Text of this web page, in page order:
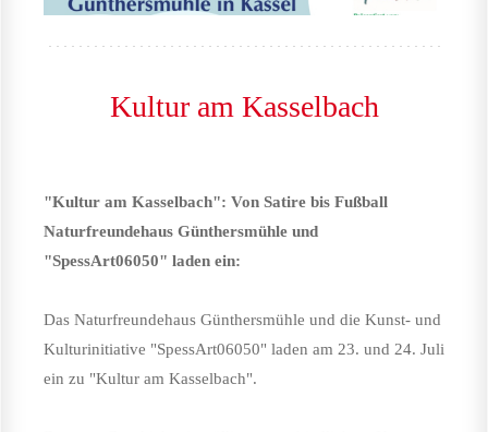
Kultur am Kasselbach
"Kultur am Kasselbach": Von Satire bis Fußball
Naturfreundehaus Günthersmühle und
"SpessArt06050" laden ein:
Das Naturfreundehaus Günthersmühle und die Kunst- und
Kulturinitiative "SpessArt06050" laden am 23. und 24. Juli
ein zu "Kultur am Kasselbach".